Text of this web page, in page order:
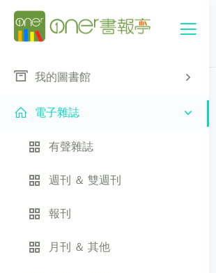
我的圖書館
電子雜誌
有聲雜誌
週刊 ＆ 雙週刊
報刊
月刊 ＆ 其他